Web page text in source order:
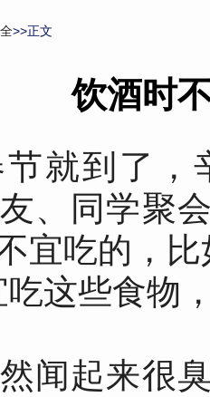
>>正文
饮酒时
就到了，
、同学聚
宜吃的，
起来很臭